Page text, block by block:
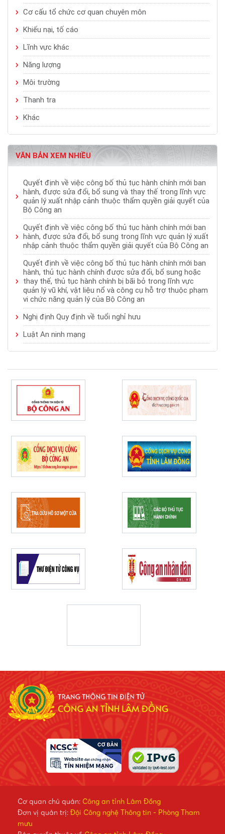
Cơ cấu tổ chức cơ quan chuyên môn
Khiếu nại, tố cáo
Lĩnh vực khác
Năng lượng
Môi trường
Thanh tra
Khác
VĂN BẢN XEM NHIỀU
Quyết định về việc công bố thủ tục hành chính mới ban
hành, được sửa đổi, bổ sung và thay thế trong lĩnh vực
quản lý xuất nhập cảnh thuộc thẩm quyền giải quyết của
Bộ Công an
Quyết định về việc công bố thủ tục hành chính mới ban
hành, được sửa đổi, bổ sung trong lĩnh vực quản lý xuất
nhập cảnh thuộc thẩm quyền giải quyết của Bộ Công an
Quyết định về việc công bố thủ tục hành chính mới ban
hành, thủ tục hành chính được sửa đổi, bổ sung hoặc
thay thế, thủ tục hành chính bị bãi bỏ trong lĩnh vực
quản lý vũ khí, vật liệu nổ và công cụ hỗ trợ thuộc phạm
vi chức năng quản lý của Bộ Công an
Nghị định Quy định về tuổi nghỉ hưu
Luật An ninh mạng
Cơ quan chủ quản: Công an tỉnh Lâm Đồng
Đơn vị quản trị: Đội Công nghệ Thông tin - Phòng Tham
mưu